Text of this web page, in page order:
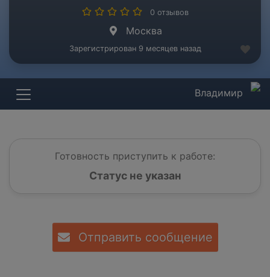
0 отзывов
Москва
Зарегистрирован 9 месяцев назад
Владимир
Готовность приступить к работе:
Статус не указан
Отправить сообщение